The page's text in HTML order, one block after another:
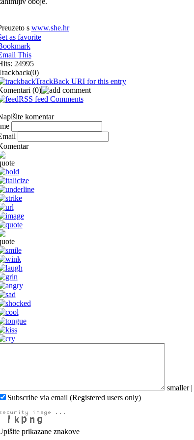
s www.she.hr
as favorite
This
24995
(0)
TrackBack URI for this entry
(0)
RSS feed Comments
komentar
smaller|
Subscribe via email (Registered users only)
prikazane znakove